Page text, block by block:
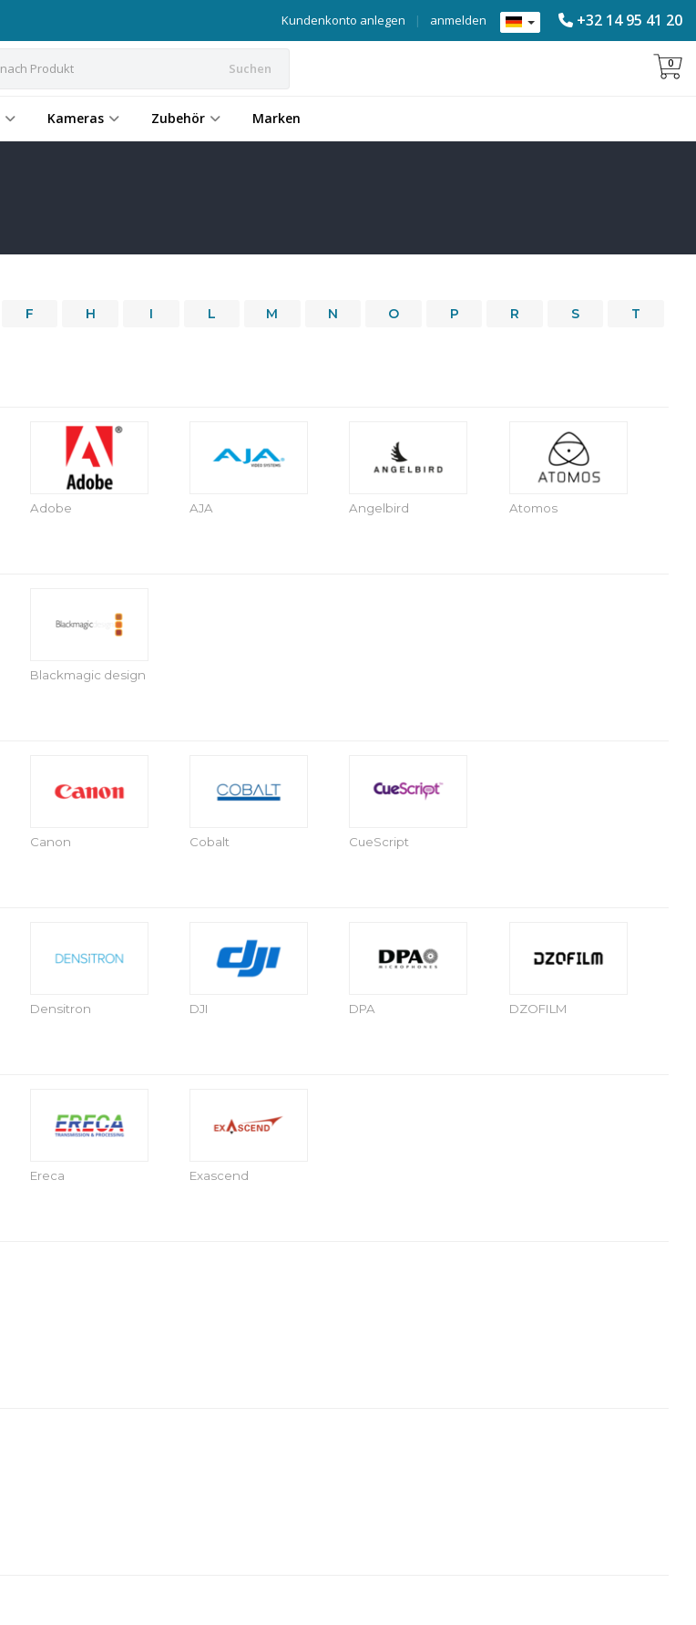
+32 14 95 41 20
anmelden
|
Kundenkonto anlegen
Suchen 0
Kameras Zubehör Marken
F H I L M N O P R S T
Adobe AJA Angelbird Atomos
Blackmagic design
Canon Cobalt CueScript
Densitron DJI DPA DZOFILM
Ereca Exascend